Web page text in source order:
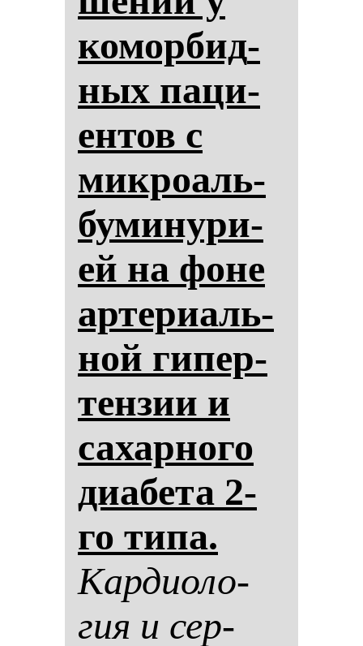
ко­мор­бид­
ных па­ци­
ен­тов с
мик­ро­аль­
бу­ми­ну­ри­
ей на фо­не
ар­те­ри­аль­
ной ги­пер­
тен­зии и
са­хар­но­го
ди­абе­та 2-
го ти­па.
Кар­ди­оло­
гия и сер­